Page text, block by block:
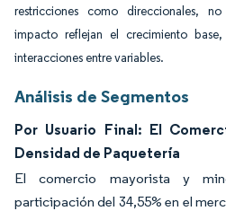
restricciones como direccionales,
impacto reflejan el crecimiento
interacciones entre variables.
Análisis de Segmentos
Por Usuario Final: El
Densidad de Paquetería
El comercio mayorista y
participación del 34,55% en el